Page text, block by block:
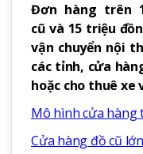
Đơn hàng trên
cũ và 15 triệu
vận chuyển nội
các tỉnh, cửa
hoặc cho thuê xe
Mô hình cửa hàng
Cửa hàng đồ cũ